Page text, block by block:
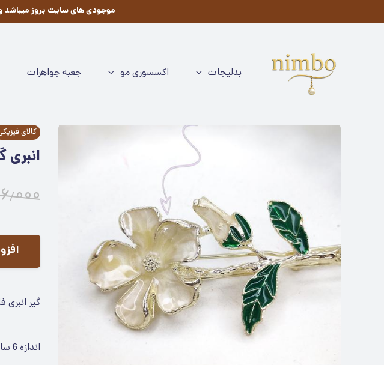
موجودی های سایت بروز میباشد
بدلیجات اکسسوری مو جعبه جواهرات
کالای
گیر
اندازه 6 سانتیمتر